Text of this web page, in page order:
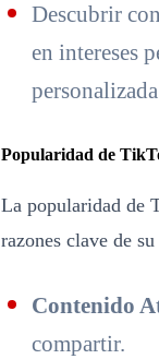
Descubrir
en intereses
Popularidad de
La popularidad de
razones clave de
Contenido
compartir.